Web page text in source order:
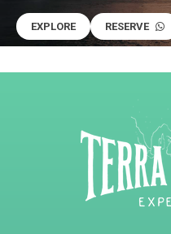
EXPLORE RESERVE